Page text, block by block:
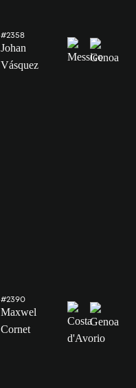
#2358
Johan
Vásquez
#2390
Maxwel
Cornet